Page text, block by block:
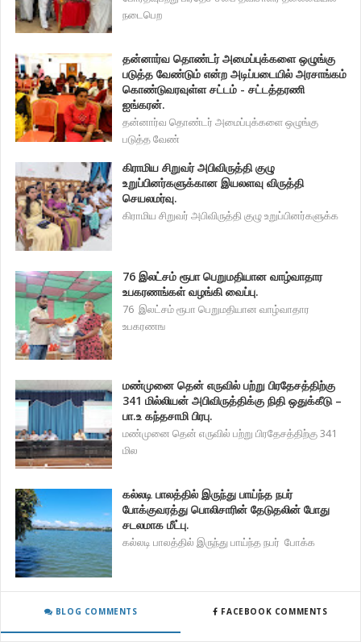
நடைபெற
தன்னார்வ தொண்டர் அமைப்புக்களை ஒழுங்கு
படுத்த வேண்டும் என்ற அடிப்படையில் அரசாங்கம்
கொண்டுவரவுள்ள சட்டம் - சட்டத்தரணி
ஐங்கரன்.
தன்னார்வ தொண்டர் அமைப்புக்களை ஒழுங்கு
படுத்த வேண்
கிராமிய சிறுவர் அபிவிருத்தி குழு
உறுப்பினர்களுக்கான இயலளவு விருத்தி
செயலமர்வு.
கிராமிய சிறுவர் அபிவிருத்தி குழு உறுப்பினர்களுக்க
76 இலட்சம் ரூபா பெறுமதியான வாழ்வாதார
உபகரணங்கள் வழங்கி வைப்பு.
76 இலட்சம் ரூபா பெறுமதியான வாழ்வாதார
உபகரணங
மண்முனை தென் எருவில் பற்று பிரதேசத்திற்கு
341 மில்லியன் அபிவிருத்திக்கு நிதி ஒதுக்கீடு –
பா.உ கந்தசாமி பிரபு.
மண்முனை தென் எருவில் பற்று பிரதேசத்திற்கு 341
மில
கல்லடி பாலத்தில் இருந்து பாய்ந்த நபர்
போக்குவரத்து பொலிசாரின் தேடுதலின் போது
சடலமாக மீட்பு.
கல்லடி பாலத்தில் இருந்து பாய்ந்த நபர் போக்க
BLOG COMMENTS FACEBOOK COMMENTS